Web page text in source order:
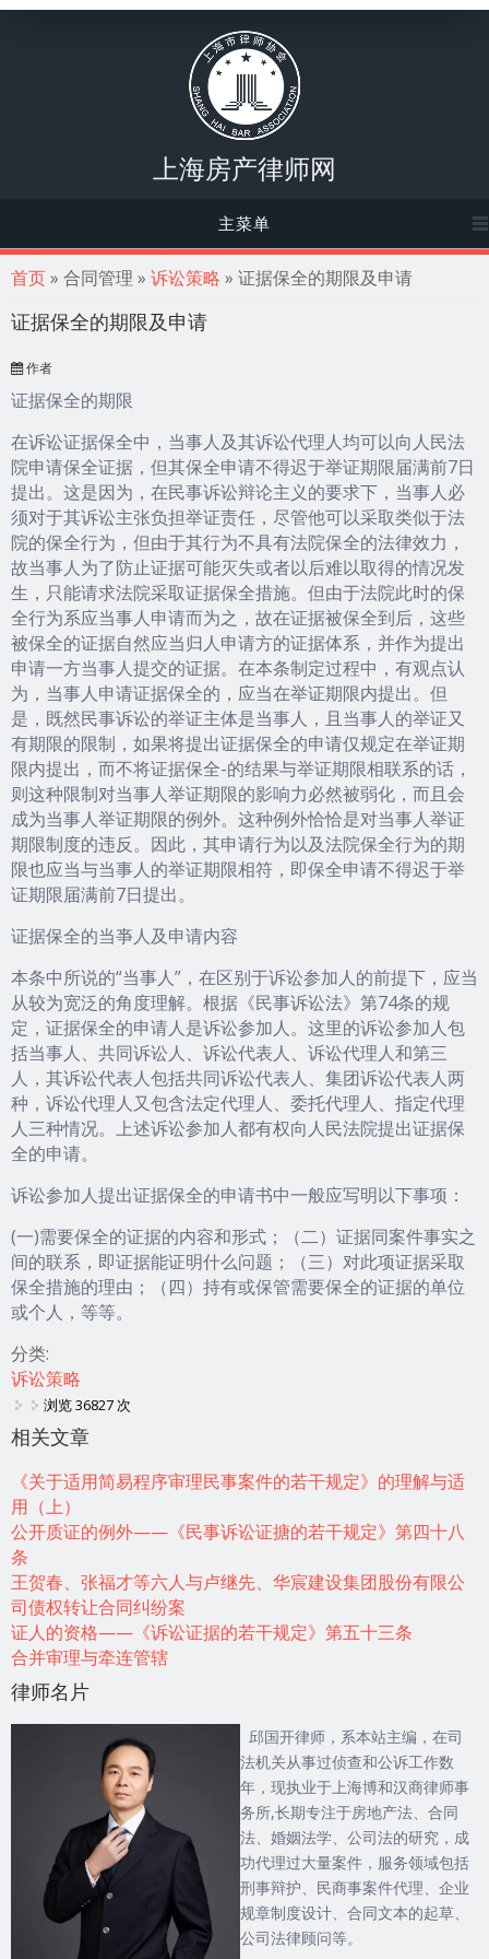
上海房产律师网
主菜单
你在这里
首页» 合同管理 » 诉讼策略 » 证据保全的期限及申请
证据保全的期限及申请
作者
证据保全的期限
在诉讼证据保全中，当事人及其诉讼代理人均可以向人民法
院申请保全证据，但其保全申请不得迟于举证期限届满前7日
提出。这是因为，在民事诉讼辩论主义的要求下，当事人必
须对于其诉讼主张负担举证责任，尽管他可以采取类似于法
院的保全行为，但由于其行为不具有法院保全的法律效力，
故当事人为了防止证据可能灭失或者以后难以取得的情况发
生，只能请求法院采取证据保全措施。但由于法院此时的保
全行为系应当事人申请而为之，故在证据被保全到后，这些
被保全的证据自然应当归人申请方的证据体系，并作为提出
申请一方当事人提交的证据。在本条制定过程中，有观点认
为，当事人申请证据保全的，应当在举证期限内提出。但
是，既然民事诉讼的举证主体是当事人，且当事人的举证又
有期限的限制，如果将提出证据保全的申请仅规定在举证期
限内提出，而不将证据保全-的结果与举证期限相联系的话，
则这种限制对当事人举证期限的影响力必然被弱化，而且会
成为当事人举证期限的例外。这种例外恰恰是对当事人举证
期限制度的违反。因此，其申请行为以及法院保全行为的期
限也应当与当事人的举证期限相符，即保全申请不得迟于举
证期限届满前7日提出。
证据保全的当亊人及申请内容
本条中所说的“当事人”，在区别于诉讼参加人的前提下，应当
从较为宽泛的角度理解。根据《民事诉讼法》第74条的规
定，证据保全的申请人是诉讼参加人。这里的诉讼参加人包
括当事人、共同诉讼人、诉讼代表人、诉讼代理人和第三
人，其诉讼代表人包括共同诉讼代表人、集团诉讼代表人两
种，诉讼代理人又包含法定代理人、委托代理人、指定代理
人三种情况。上述诉讼参加人都有权向人民法院提出证据保
全的申请。
诉讼参加人提出证据保全的申请书中一般应写明以下事项：
(一)需要保全的证据的内容和形式；（二）证据同案件事实之
间的联系，即证据能证明什么问题；（三）对此项证据采取
保全措施的理由；（四）持有或保管需要保全的证据的单位
或个人，等等。
分类:
诉讼策略
浏览 36827 次
相关文章
《关于适用简易程序审理民事案件的若干规定》的理解与适
用（上）
公开质证的例外——《民事诉讼证搪的若干规定》第四十八
条
王贺春、张福才等六人与卢继先、华宸建设集团股份有限公
司债权转让合同纠纷案
证人的资格——《诉讼证据的若干规定》第五十三条
合并审理与牵连管辖
律师名片
邱国开律师，系本站主编，在司
法机关从事过侦查和公诉工作数
年，现执业于上海博和汉商律师事
务所,长期专注于房地产法、合同
法、婚姻法学、公司法的研究，成
功代理过大量案件，服务领域包括
刑事辩护、民商事案件代理、企业
规章制度设计、合同文本的起草、
公司法律顾问等。